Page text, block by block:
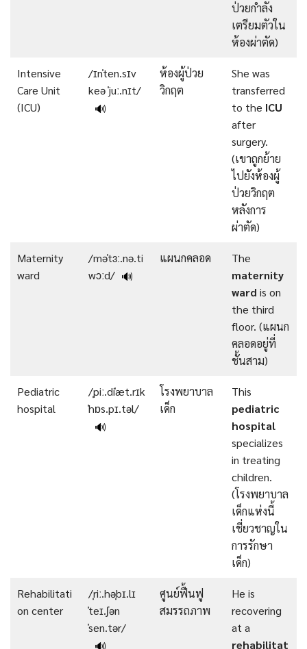
ป่วยกำลัง
เตรียมตัวใน
ห้องผ่าตัด)
Intensive
Care Unit
(ICU)
/ɪnˈten.sɪv
keə ˈjuː.nɪt/
🔊
ห้องผู้ป่วย
วิกฤต
She was
transferred
to the ICU
after
surgery.
(เขาถูกย้าย
ไปยังห้องผู้
ป่วยวิกฤต
หลังการ
ผ่าตัด)
Maternity
ward
/məˈtɜː.nə.ti
wɔːd/ 🔊
แผนกคลอด
The
maternity
ward is on
the third
floor. (แผนก
คลอดอยู่ที่
ชั้นสาม)
Pediatric
hospital
/ˌpiː.diˈæt.rɪk
ˈhɒs.pɪ.təl/
🔊
โรงพยาบาล
เด็ก
This
pediatric
hospital
specializes
in treating
children.
(โรงพยาบาล
เด็กแห่งนี้
เชี่ยวชาญใน
การรักษา
เด็ก)
Rehabilitati
on center
/ˌriː.həˌbɪ.lɪ
ˈteɪ.ʃən
ˈsen.tər/
🔊
ศูนย์ฟื้นฟู
สมรรถภาพ
He is
recovering
at a
rehabilitat